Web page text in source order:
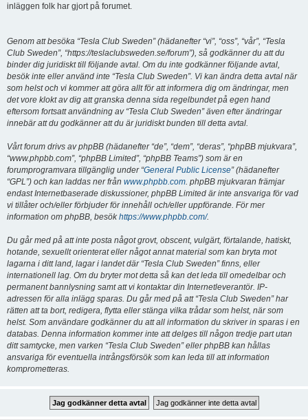
inläggen folk har gjort på forumet.
Genom att besöka “Tesla Club Sweden” (hädanefter “vi”, “oss”, “vår”, “Tesla
Club Sweden”, “https://teslaclubsweden.se/forum”), så godkänner du att du
binder dig juridiskt till följande avtal. Om du inte godkänner följande avtal,
besök inte eller använd inte “Tesla Club Sweden”. Vi kan ändra detta avtal när
som helst och vi kommer att göra allt för att informera dig om ändringar, men
det vore klokt av dig att granska denna sida regelbundet på egen hand
eftersom fortsatt användning av “Tesla Club Sweden” även efter ändringar
innebär att du godkänner att du är juridiskt bunden till detta avtal.
Vårt forum drivs av phpBB (hädanefter “de”, “dem”, “deras”, “phpBB mjukvara”,
“www.phpbb.com”, “phpBB Limited”, “phpBB Teams”) som är en
forumprogramvara tillgänglig under “General Public License” (hädanefter
“GPL”) och kan laddas ner från www.phpbb.com. phpBB mjukvaran främjar
endast Internetbaserade diskussioner, phpBB Limited är inte ansvariga för vad
vi tillåter och/eller förbjuder för innehåll och/eller uppförande. För mer
information om phpBB, besökhttps://www.phpbb.com/.
Du går med på att inte posta något grovt, obscent, vulgärt, förtalande, hatiskt,
hotande, sexuellt orienterat eller något annat material som kan bryta mot
lagarna i ditt land, lagar i landet där “Tesla Club Sweden” finns, eller
internationell lag. Om du bryter mot detta så kan det leda till omedelbar och
permanent bannlysning samt att vi kontaktar din Internetleverantör. IP-
adressen för alla inlägg sparas. Du går med på att “Tesla Club Sweden” har
rätten att ta bort, redigera, flytta eller stänga vilka trådar som helst, när som
helst. Som användare godkänner du att all information du skriver in sparas i en
databas. Denna information kommer inte att delges till någon tredje part utan
ditt samtycke, men varken “Tesla Club Sweden” eller phpBB kan hållas
ansvariga för eventuella intrångsförsök som kan leda till att information
komprometteras.